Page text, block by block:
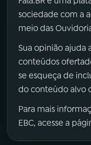
sociedade com a
meio das
Sua opinião ajuda
conteúdos
se esqueça de
do conteúdo alvo
Para mais
EBC, acesse a